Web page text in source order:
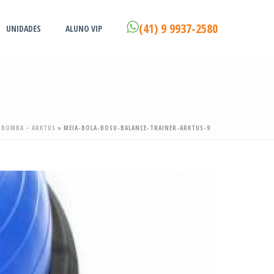
UNIDADES ALUNO VIP (41) 9 9937-2580
– ARKTUS » MEIA-BOLA-BOSU-BALANCE-TRAINER-ARKTUS-9